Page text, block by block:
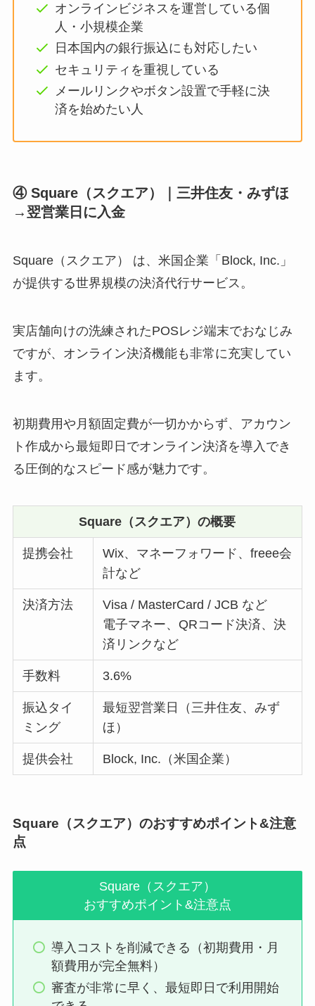
オンラインビジネスを運営している個
人・小規模企業
日本国内の銀行振込にも対応したい
セキュリティを重視している
メールリンクやボタン設置で手軽に決
済を始めたい人
④ Square（スクエア）｜三井住友・みずほ
→翌営業日に入金
Square（スクエア） は、米国企業「Block, Inc.」
が提供する世界規模の決済代行サービス。
実店舗向けの洗練されたPOSレジ端末でおなじみ
ですが、オンライン決済機能も非常に充実してい
ます。
初期費用や月額固定費が一切かからず、アカウン
ト作成から最短即日でオンライン決済を導入でき
る圧倒的なスピード感が魅力です。
Square（スクエア）の概要
提携会社
Wix、マネーフォワード、freee会
計など
決済方法
Visa / MasterCard / JCB など
電子マネー、QRコード決済、決
済リンクなど
手数料 3.6%
振込タイ
ミング
最短翌営業日（三井住友、みず
ほ）
提供会社 Block, Inc.（米国企業）
Square（スクエア）のおすすめポイント&注意
点
Square（スクエア）
おすすめポイント&注意点
導入コストを削減できる（初期費用・月
額費用が完全無料）
審査が非常に早く、最短即日で利用開始